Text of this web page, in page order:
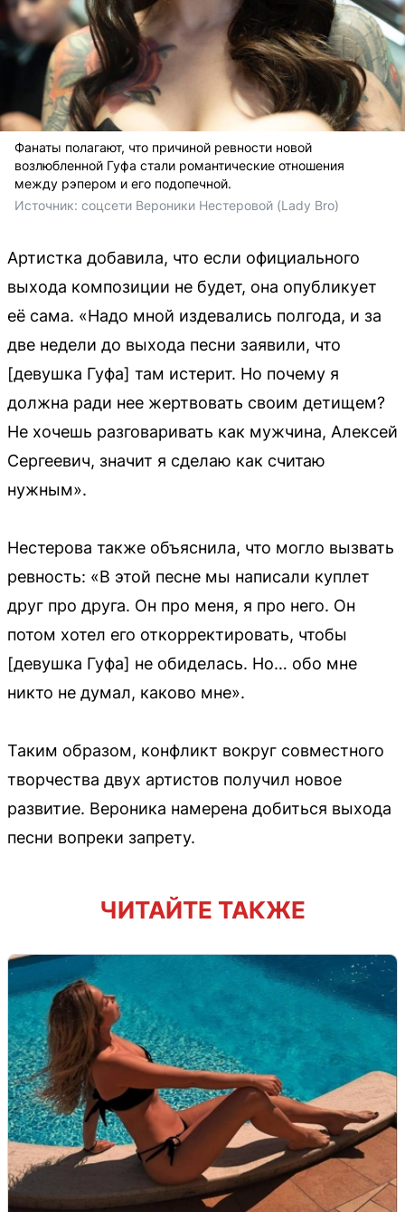
Фанаты полагают, что причиной ревности новой
возлюбленной Гуфа стали романтические отношения
между рэпером и его подопечной.
Источник: соцсети Вероники Нестеровой (Lady Bro)
Артистка добавила, что если официального
выхода композиции не будет, она опубликует
её сама. «Надо мной издевались полгода, и за
две недели до выхода песни заявили, что
[девушка Гуфа] там истерит. Но почему я
должна ради нее жертвовать своим детищем?
Не хочешь разговаривать как мужчина, Алексей
Сергеевич, значит я сделаю как считаю
нужным».
Нестерова также объяснила, что могло вызвать
ревность: «В этой песне мы написали куплет
друг про друга. Он про меня, я про него. Он
потом хотел его откорректировать, чтобы
[девушка Гуфа] не обиделась. Но… обо мне
никто не думал, каково мне».
Таким образом, конфликт вокруг совместного
творчества двух артистов получил новое
развитие. Вероника намерена добиться выхода
песни вопреки запрету.
ЧИТАЙТЕ ТАКЖЕ